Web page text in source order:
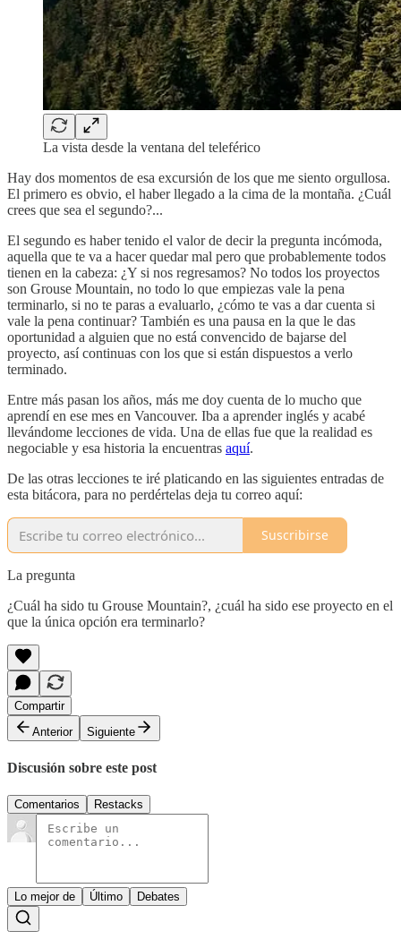
La vista desde la ventana del teleférico
Hay dos momentos de esa excursión de los que me siento orgullosa.
El primero es obvio, el haber llegado a la cima de la montaña. ¿Cuál
crees que sea el segundo?...
El segundo es haber tenido el valor de decir la pregunta incómoda,
aquella que te va a hacer quedar mal pero que probablemente todos
tienen en la cabeza: ¿Y si nos regresamos? No todos los proyectos
son Grouse Mountain, no todo lo que empiezas vale la pena
terminarlo, si no te paras a evaluarlo, ¿cómo te vas a dar cuenta si
vale la pena continuar? También es una pausa en la que le das
oportunidad a alguien que no está convencido de bajarse del
proyecto, así continuas con los que si están dispuestos a verlo
terminado.
Entre más pasan los años, más me doy cuenta de lo mucho que
aprendí en ese mes en Vancouver. Iba a aprender inglés y acabé
llevándome lecciones de vida. Una de ellas fue que la realidad es
negociable y esa historia la encuentras aquí.
De las otras lecciones te iré platicando en las siguientes entradas de
esta bitácora, para no perdértelas deja tu correo aquí:
Suscribirse
La pregunta
¿Cuál ha sido tu Grouse Mountain?, ¿cuál ha sido ese proyecto en el
que la única opción era terminarlo?
Compartir
Anterior
Siguiente
Discusión sobre este post
Comentarios Restacks
Lo mejor de Último Debates